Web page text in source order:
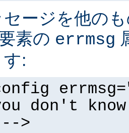
セージを他の
素の errmsg
:
don't
>